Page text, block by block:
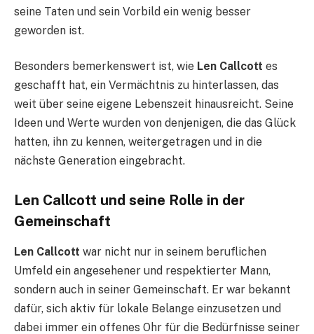
seine Taten und sein Vorbild ein wenig besser
geworden ist.
Besonders bemerkenswert ist, wie Len Callcott es
geschafft hat, ein Vermächtnis zu hinterlassen, das
weit über seine eigene Lebenszeit hinausreicht. Seine
Ideen und Werte wurden von denjenigen, die das Glück
hatten, ihn zu kennen, weitergetragen und in die
nächste Generation eingebracht.
Len Callcott und seine Rolle in der
Gemeinschaft
Len Callcott war nicht nur in seinem beruflichen
Umfeld ein angesehener und respektierter Mann,
sondern auch in seiner Gemeinschaft. Er war bekannt
dafür, sich aktiv für lokale Belange einzusetzen und
dabei immer ein offenes Ohr für die Bedürfnisse seiner